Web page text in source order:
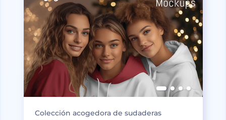
Colección acogedora de sudaderas